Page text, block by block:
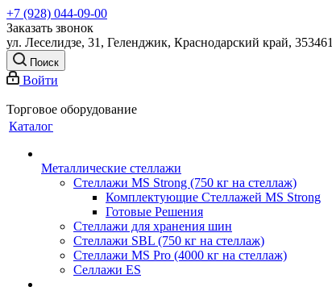
+7 (928) 044-09-00
Заказать звонок
ул. Леселидзе, 31, Геленджик, Краснодарский край, 353461
Поиск
Войти
Торговое оборудование
Каталог
Металлические стеллажи
Стеллажи MS Strong (750 кг на стеллаж)
Комплектующие Стеллажей MS Strong
Готовые Решения
Стеллажи для хранения шин
Стеллажи SBL (750 кг на стеллаж)
Стеллажи MS Pro (4000 кг на стеллаж)
Селлажи ES